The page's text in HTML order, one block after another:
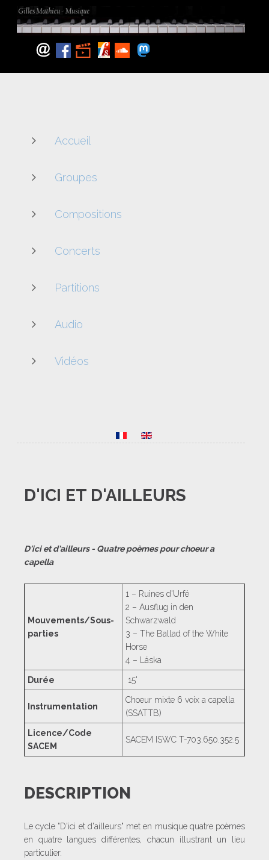
Accueil
Groupes
Compositions
Concerts
Partitions
Audio
Vidéos
D'ICI ET D'AILLEURS
D'ici et d'ailleurs - Quatre poèmes pour choeur a
capella
Mouvements/Sous-
parties
1 – Ruines d'Urfé
2 – Ausflug in den
Schwarzwald
3 – The Ballad of the White
Horse
4 – Láska
Durée 15'
Instrumentation
Choeur mixte 6 voix a capella
(SSATTB)
Licence/Code
SACEM
SACEM ISWC T-703.650.352.5
DESCRIPTION
Le cycle "D'ici et d'ailleurs" met en musique quatre poèmes
en quatre langues différentes, chacun illustrant un lieu
particulier.